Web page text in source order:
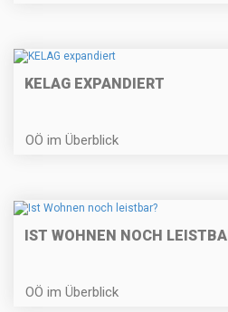
KELAG EXPANDIERT
OÖ im Überblick
IST WOHNEN NOCH
OÖ im Überblick